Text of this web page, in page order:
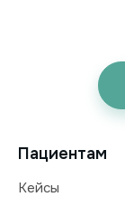
Пациентам
Кейсы